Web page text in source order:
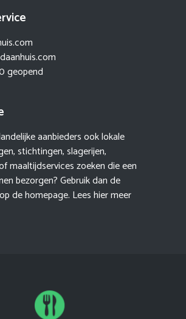
geopend
aanbieders ook lokale
stichtingen, slagerijen,
maaltijdservices zoeken die een
bezorgen? Gebruik dan de
de homepage. Lees hier meer